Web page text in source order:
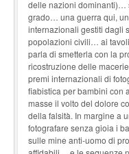
delle nazioni dominanti)…
grado… una guerra qui,
internazionali gestiti dagli
popolazioni civili… ai
parla di smetterla con la
ricostruzione delle
premi internazionali di
fiabistica per bambini con
masse il volto del dolore
della falsità. In margine a
fotografare senza gioia i
sulle mine anti-uomo di